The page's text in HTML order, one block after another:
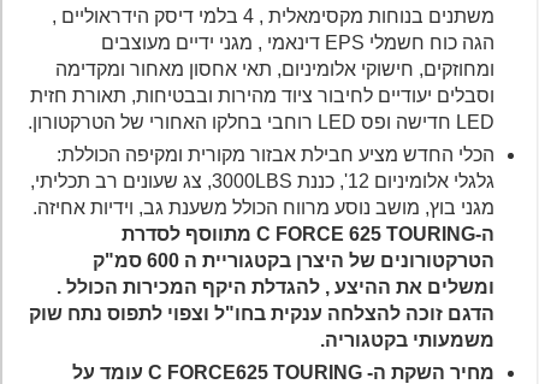
משתנים בנוחות מקסימאלית , 4 בלמי דיסק הידראוליים ,
הגה כוח חשמלי EPS דינאמי , מגני ידיים מעוצבים
ומחוזקים, חישוקי אלומיניום, תאי אחסון מאחור ומקדימה
וסבלים יעודיים לחיבור ציוד מהירות ובבטיחות, תאורת חזית
LED חדישה ופס LED רוחבי בחלקו האחורי של הטרקטורון.
הכלי החדש מציע חבילת אבזור מקורית ומקיפה הכוללת:
גלגלי אלומיניום 12', כננת 3000LBS, צג שעונים רב תכליתי,
מגני בוץ, מושב נוסע מרווח הכולל משענת גב, וידיות אחיזה.
ה-C FORCE 625 TOURING מתווסף לסדרת
הטרקטורונים של היצרן בקטגוריית ה 600 סמ"ק
ומשלים את ההיצע , להגדלת היקף המכירות הכולל .
הדגם זוכה להצלחה ענקית בחו"ל וצפוי לתפוס נתח שוק
משמעותי בקטגוריה.
מחיר השקת ה- C FORCE625 TOURING עומד על